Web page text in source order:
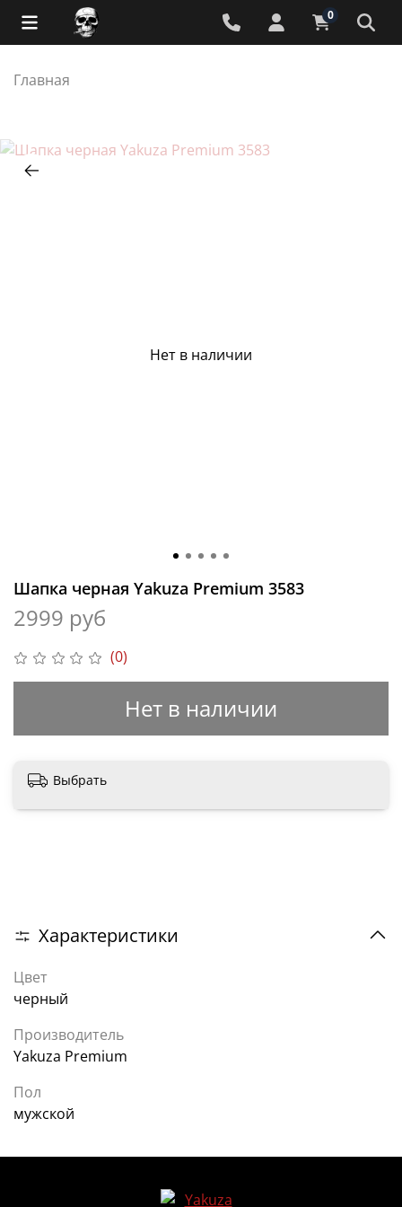
0
Главная
Нет в наличии
(0)
Шапка черная Yakuza Premium 3583
2999 руб
Нет в наличии
Выбрать
Характеристики
Цвет
черный
Производитель
Yakuza Premium
Пол
мужской